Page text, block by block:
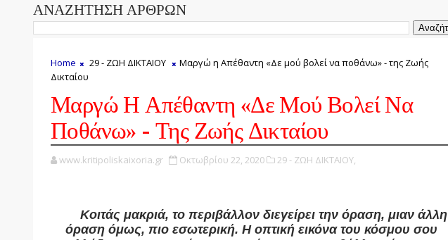
ΑΝΑΖΗΤΗΣΗ ΑΡΘΡΩΝ
Home 29 - ΖΩΗ ΔΙΚΤΑΙΟΥ
Μαργώ η Απέθαντη «Δε μού βολεί να ποθάνω» - της Ζωής
Δικταίου
Μαργώ Η Απέθαντη «Δε Μού Βολεί Να
Ποθάνω» - Της Ζωής Δικταίου
www.kritipoliskaixoria.gr Οκτωβρίου 22, 2020 29 - ΖΩΗ ΔΙΚΤΑΙΟΥ,
Κοιτάς μακριά, το περιβάλλον διεγείρει την όραση, μιαν άλλη
όραση όμως, πιο εσωτερική. Η οπτική εικόνα του κόσμου σου